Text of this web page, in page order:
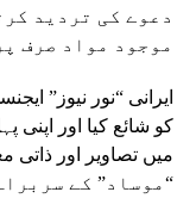
دعوے کی تردید
موجود مواد صرف
ایرانی “نور نیوز”
کو شائع کیا اور اپنی
“موساد” کے